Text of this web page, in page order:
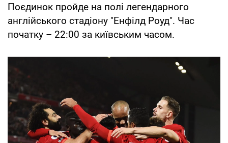
Поєдинок пройде на полі легендарного
англійського стадіону "Енфілд Роуд". Час
початку – 22:00 за київським часом.